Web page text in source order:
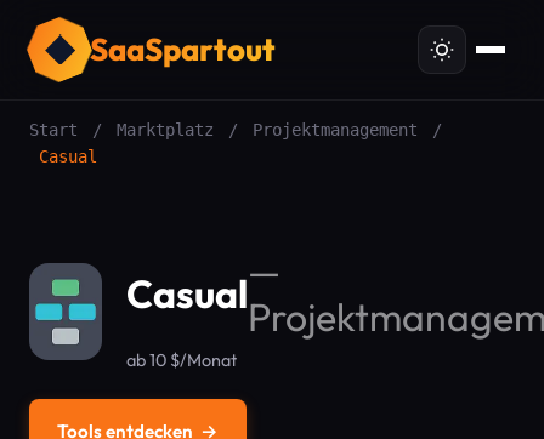
SaaSpartout
Start / Marktplatz / Projektmanagement
/
Casual
Casual—
ab 10 $/Monat
Tools entdecken →